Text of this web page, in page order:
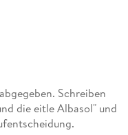
spürte ich in mir den
schon früh in meiner
Vor wenigen Jahren
musste die
Schreiben
die eitle Albasol" und